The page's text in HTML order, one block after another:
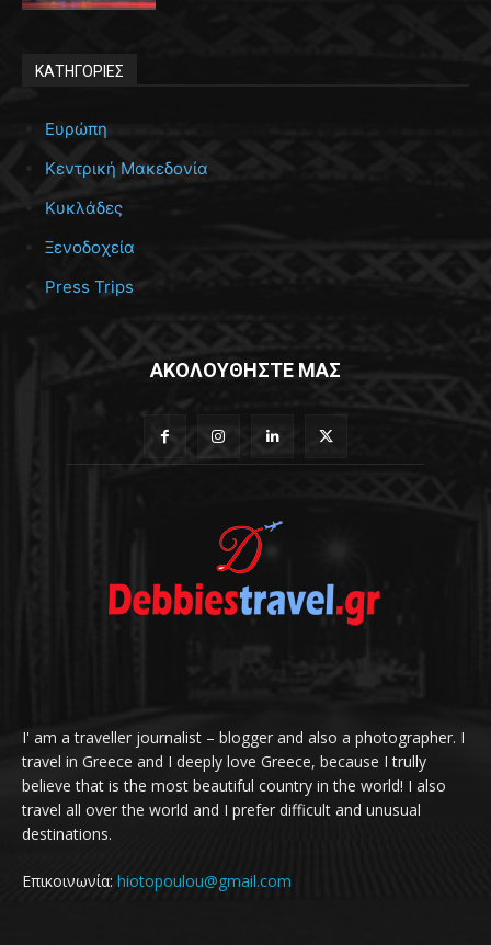
ΚΑΤΗΓΟΡΙΕΣ
Ευρώπη
Κεντρική Μακεδονία
Κυκλάδες
Ξενοδοχεία
Press Trips
ΑΚΟΛΟΥΘΗΣΤΕ ΜΑΣ
I' am a traveller journalist – blogger and also a photographer. I
travel in Greece and I deeply love Greece, because I trully
believe that is the most beautiful country in the world! I also
travel all over the world and I prefer difficult and unusual
destinations.
Επικοινωνία: hiotopoulou@gmail.com